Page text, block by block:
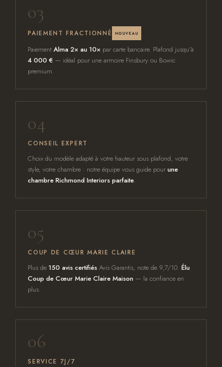
03
PAIEMENT FRACTIONNÉ NOUVEAU
PaiementAlma 2× au 10× par carte bancaire. Plafond jusqu'à
4 000 € — idéal pour une armoire Finsbury ou Bowic
premium.
04
CONSEIL EXPERT
Choix du modèle adapté à votre hauteur sous plafond, votre
style, votre chambre : notre équipe vous guide pourune
chambre Richmond Interiors parfaite.
05
COUP DE CŒUR MARIE CLAIRE
Plus de150 avis certifiés Avis Garantis, note de 9,7/10.Élu
Coup de Cœur Marie Claire Maison — la confiance en
plus.
06
SERVICE 7J/7